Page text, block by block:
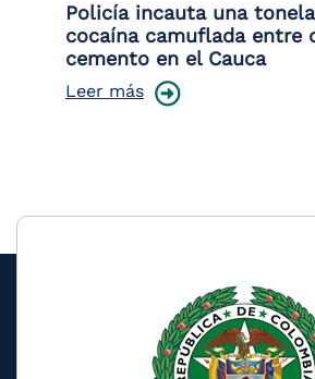
Policía incauta una
cocaína camuflada entre
cemento en el Cauca
Leer más